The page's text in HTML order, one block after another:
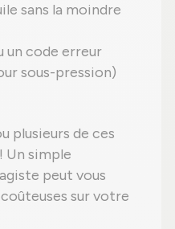
sans la moindre
un code erreur
sous-pression)
plusieurs de ces
Un simple
peut vous
sur votre